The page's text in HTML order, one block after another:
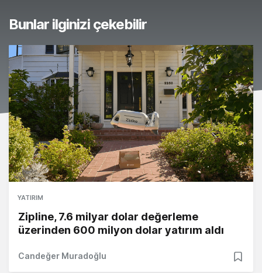
Bunlar ilginizi çekebilir
YATIRIM
Zipline, 7.6 milyar dolar değerleme
üzerinden 600 milyon dolar yatırım aldı
Candeğer Muradoğlu